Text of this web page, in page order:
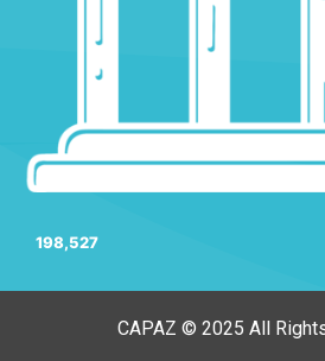
198,527
CAPAZ © 2025 All